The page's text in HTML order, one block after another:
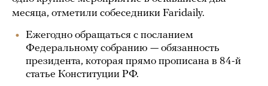
месяца, отметили собеседники Faridaily.
Ежегодно обращаться с посланием
Федеральному собранию — обязанность
президента, которая прямо прописана в 84-й
статье Конституции РФ.